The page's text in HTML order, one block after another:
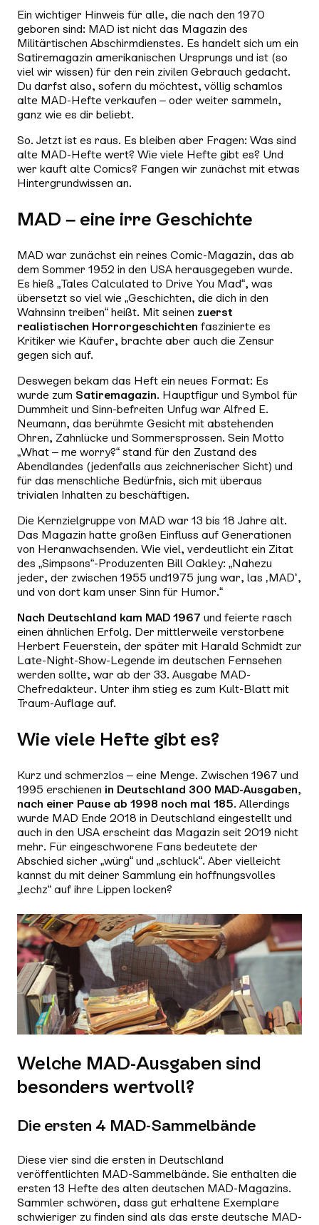
Ein wichtiger Hinweis für alle, die nach den 1970
geboren sind: MAD ist nicht das Magazin des
Militärtischen Abschirmdienstes. Es handelt sich um ein
Satiremagazin amerikanischen Ursprungs und ist (so
viel wir wissen) für den rein zivilen Gebrauch gedacht.
Du darfst also, sofern du möchtest, völlig schamlos
alte MAD-Hefte verkaufen – oder weiter sammeln,
ganz wie es dir beliebt.
So. Jetzt ist es raus. Es bleiben aber Fragen: Was sind
alte MAD-Hefte wert? Wie viele Hefte gibt es? Und
wer kauft alte Comics? Fangen wir zunächst mit etwas
Hintergrundwissen an.
MAD – eine irre Geschichte
MAD war zunächst ein reines Comic-Magazin, das ab
dem Sommer 1952 in den USA herausgegeben wurde.
Es hieß „Tales Calculated to Drive You Mad“, was
übersetzt so viel wie „Geschichten, die dich in den
Wahnsinn treiben“ heißt. Mit seinen zuerst
realistischen Horrorgeschichten faszinierte es
Kritiker wie Käufer, brachte aber auch die Zensur
gegen sich auf.
Deswegen bekam das Heft ein neues Format: Es
wurde zum Satiremagazin. Hauptfigur und Symbol für
Dummheit und Sinn-befreiten Unfug war Alfred E.
Neumann, das berühmte Gesicht mit abstehenden
Ohren, Zahnlücke und Sommersprossen. Sein Motto
„What – me worry?“ stand für den Zustand des
Abendlandes (jedenfalls aus zeichnerischer Sicht) und
für das menschliche Bedürfnis, sich mit überaus
trivialen Inhalten zu beschäftigen.
Die Kernzielgruppe von MAD war 13 bis 18 Jahre alt.
Das Magazin hatte großen Einfluss auf Generationen
von Heranwachsenden. Wie viel, verdeutlicht ein Zitat
des „Simpsons“-Produzenten Bill Oakley: „Nahezu
jeder, der zwischen 1955 und1975 jung war, las ‚MAD‘,
und von dort kam unser Sinn für Humor.“
Nach Deutschland kam MAD 1967 und feierte rasch
einen ähnlichen Erfolg. Der mittlerweile verstorbene
Herbert Feuerstein, der später mit Harald Schmidt zur
Late-Night-Show-Legende im deutschen Fernsehen
werden sollte, war ab der 33. Ausgabe MAD-
Chefredakteur. Unter ihm stieg es zum Kult-Blatt mit
Traum-Auflage auf.
Wie viele Hefte gibt es?
Kurz und schmerzlos – eine Menge. Zwischen 1967 und
1995 erschienen in Deutschland 300 MAD-Ausgaben,
nach einer Pause ab 1998 noch mal 185. Allerdings
wurde MAD Ende 2018 in Deutschland eingestellt und
auch in den USA erscheint das Magazin seit 2019 nicht
mehr. Für eingeschworene Fans bedeutete der
Abschied sicher „würg“ und „schluck“. Aber vielleicht
kannst du mit deiner Sammlung ein hoffnungsvolles
„lechz“ auf ihre Lippen locken?
Welche MAD-Ausgaben sind
besonders wertvoll?
Die ersten 4 MAD-Sammelbände
Diese vier sind die ersten in Deutschland
veröffentlichten MAD-Sammelbände. Sie enthalten die
ersten 13 Hefte des alten deutschen MAD-Magazins.
Sammler schwören, dass gut erhaltene Exemplare
schwieriger zu finden sind als das erste deutsche MAD-